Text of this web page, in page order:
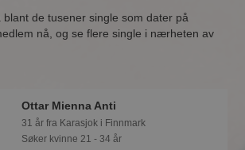
de tusener single som dater på
nå, og se flere single i nærheten av
Ottar Mienna Anti
31 år fra Karasjok i Finnmark
Søker kvinne 21 - 34 år